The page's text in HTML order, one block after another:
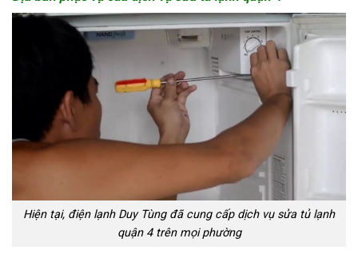
Hiện tại, điện lạnh Duy Tùng đã cung cấp dịch vụ sửa tủ lạnh
quận 4 trên mọi phường